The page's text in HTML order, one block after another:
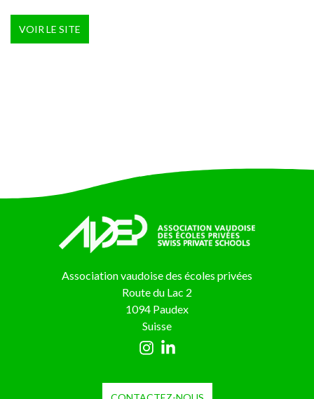
VOIR LE SITE
Association vaudoise des écoles privées
Route du Lac 2
1094 Paudex
Suisse